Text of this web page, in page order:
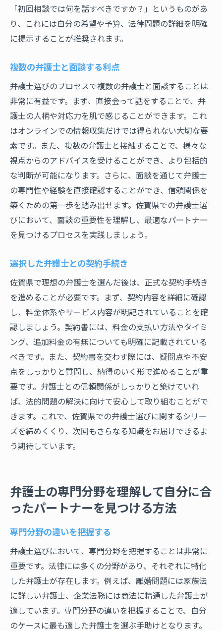
「初回相談では何を話すべきですか？」というものがあ
り、これには自分の希望や予算、法律問題の詳細を明確
に提示することが推奨されます。
複数の弁護士と面談する利点
弁護士選びのプロセスで複数の弁護士と面談することは
非常に有益です。まず、直接会って話をすることで、弁
護士の人柄や対応力を肌で感じることができます。これ
はオンラインでの情報収集だけでは得られない大切な要
素です。また、複数の弁護士と接触することで、様々な
視点からのアドバイスを受けることができ、より包括的
な判断が可能になります。さらに、面談を通じて弁護士
の専門性や経験を直接確認することができ、信頼関係を
築くための第一歩を踏み出せます。佐賀県での弁護士選
びにおいて、面談の重要性を理解し、最適なパートナー
を見つけるプロセスを実践しましょう。
選択した弁護士との契約手続き
佐賀県で理想の弁護士を選んだ後は、正式な契約手続き
を進めることが必要です。まず、契約内容を詳細に確認
し、料金体系やサービス内容が明記されていることを確
認しましょう。契約書には、料金の支払い方法やタイミ
ング、追加料金の有無についても明確に記載されている
べきです。また、契約書を交わす際には、疑問点や不安
点をしっかりと質問し、納得のいく形で進めることが重
要です。弁護士との信頼関係がしっかりと築けていれ
ば、法的問題の解決に向けて安心して取り組むことがで
きます。これで、佐賀県での弁護士選びに関するシリー
ズを締めくくり、次回もさらなる知識をお届けできるよ
う期待しています。
弁護士の専門分野を理解して自分に合
ったパートナーを見つける方法
専門分野の違いを把握する
弁護士選びにおいて、専門分野を把握することは非常に
重要です。法律には多くの分野があり、それぞれに特化
した弁護士が存在します。例えば、離婚問題には家族法
に詳しい弁護士、企業法務には商法に精通した弁護士が
適しています。専門分野の違いを把握することで、自分
のケースに最も適した弁護士を選ぶ手助けとなります。